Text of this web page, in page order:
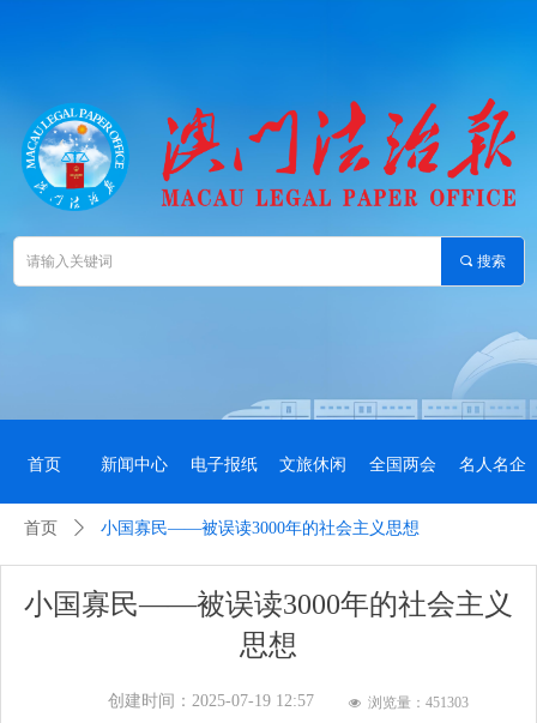
끠 搜索
首页 新闻中心 电子报纸 文旅休闲 全国两会 名人名企
小国寡民——被误读3000年的社会主义
思想
创建时间： 2025-07-19 12:57 넶 浏览量：451303
首页 ꄲ 小国寡民——被误读3000年的社会主义思想